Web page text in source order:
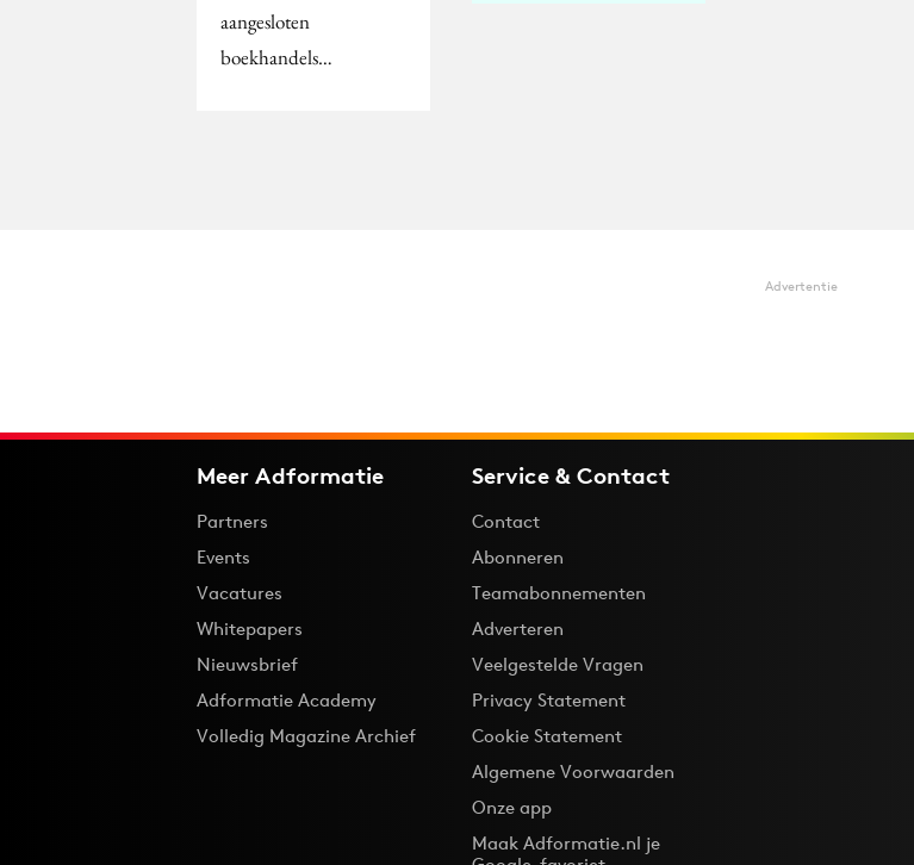
aangesloten
boekhandels…
Advertentie
Meer Adformatie
Partners
Events
Vacatures
Whitepapers
Nieuwsbrief
Adformatie Academy
Volledig Magazine Archief
Service & Contact
Contact
Abonneren
Teamabonnementen
Adverteren
Veelgestelde Vragen
Privacy Statement
Cookie Statement
Algemene Voorwaarden
Onze app
Maak Adformatie.nl je